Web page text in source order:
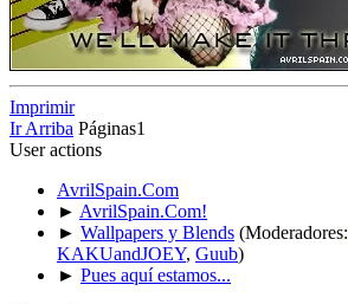
Imprimir
Ir Arriba Páginas1
User actions
AvrilSpain.Com
► AvrilSpain.Com!
► Wallpapers y Blends (Moderadores:
KAKUandJOEY, Guub)
► Pues aquí estamos...